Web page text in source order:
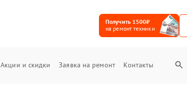
Получить 1500₽
на ремонт техники
Акции и скидки Заявка на ремонт Контакты